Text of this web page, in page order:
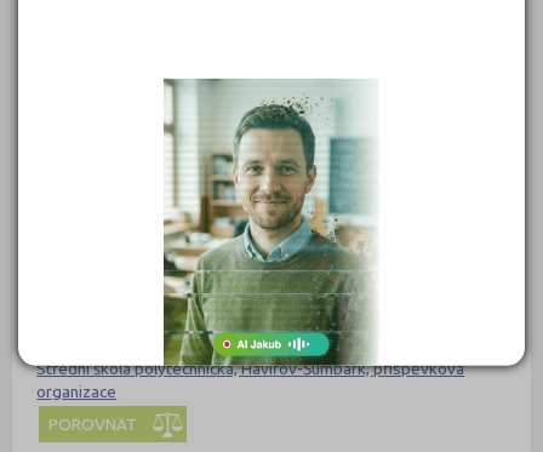
Střední škola polytechnická Brno, Jílová, příspěvková organizace
Střední škola polytechnická Hustopeče, příspěvková organizace
Střední škola polytechnická, Havířov-Šumbark, příspěvková
organizace
POROVNAT